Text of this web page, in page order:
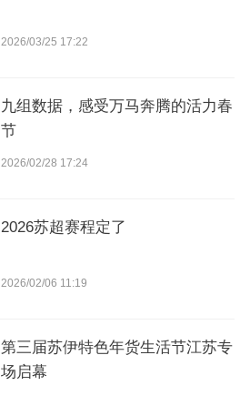
2026/03/25 17:22
九组数据，感受万马奔腾的活力春
节
2026/02/28 17:24
2026苏超赛程定了
2026/02/06 11:19
第三届苏伊特色年货生活节江苏专
场启幕